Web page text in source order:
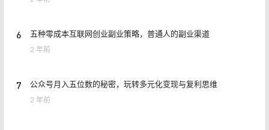
6 五种零成本互联网创业副业策略，普通人的副业渠道
2 年前
7 公众号月入五位数的秘密，玩转多元化变现与复利思维
2 年前